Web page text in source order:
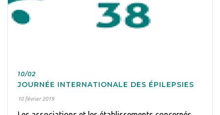
10/02
JOURNÉE INTERNATIONALE DES ÉPILEPSIES
10 février 2019